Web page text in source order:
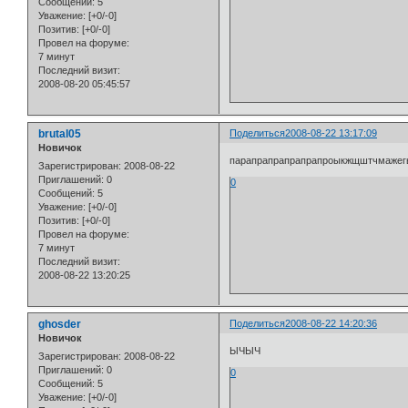
Уважение: [+0/-0]
Позитив: [+0/-0]
Провел на форуме:
7 минут
Последний визит:
2008-08-20 05:45:57
Поделиться2008-08-22 13:17:09
brutal05
Новичок
Зарегистрирован: 2008-08-22
Приглашений: 0
Сообщений: 5
Уважение: [+0/-0]
Позитив: [+0/-0]
Провел на форуме:
7 минут
Последний визит:
2008-08-22 13:20:25
0
Поделиться2008-08-22 14:20:36
ghosder
Новичок
Зарегистрирован: 2008-08-22
Приглашений: 0
Сообщений: 5
Уважение: [+0/-0]
ЫЧЫЧ
0